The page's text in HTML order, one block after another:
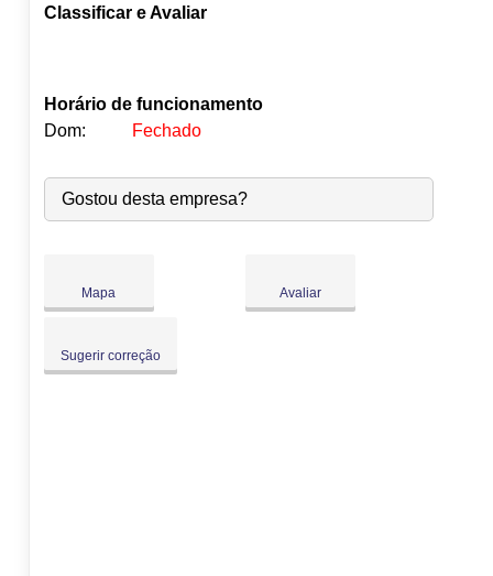
Classificar e Avaliar
Horário de funcionamento
Dom:
Fechado
Seg: 09:00-18:00
Ter:
09:00-18:00
Qua:
09:00-18:00
Sáb:
Fechado
Gostou desta empresa?
Mapa Avaliar
Sugerir correção